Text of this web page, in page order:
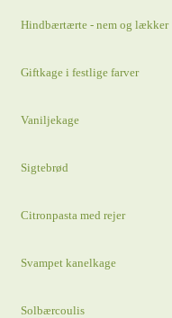
Hindbærtærte - nem og lækker
Giftkage i festlige farver
Vaniljekage
Sigtebrød
Citronpasta med rejer
Svampet kanelkage
Solbærcoulis